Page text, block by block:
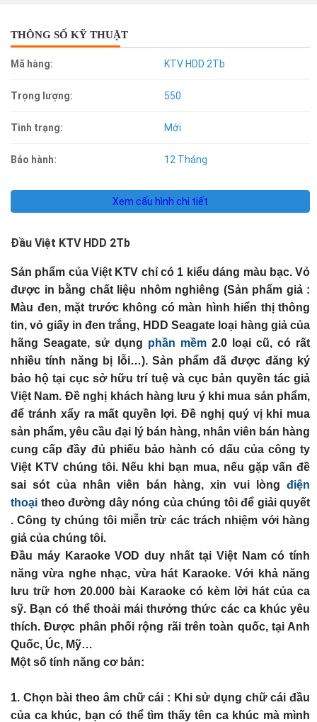
THÔNG SỐ KỸ THUẬT
Mã hàng: KTV HDD 2Tb
Trọng lượng: 550
Tình trạng: Mới
Bảo hành: 12 Tháng
Xem cấu hình chi tiết
Đầu Việt KTV HDD 2Tb
Sản phẩm của Việt KTV chỉ có 1 kiểu dáng màu bạc. Vỏ
được in bằng chất liệu nhôm nghiêng (Sản phẩm giả :
Màu đen, mặt trước không có màn hình hiển thị thông
tin, vỏ giấy in đen trắng, HDD Seagate loại hàng giả của
hãng Seagate, sử dụng phần mềm 2.0 loại cũ, có rất
nhiều tính năng bị lỗi…). Sản phẩm đã được đăng ký
bảo hộ tại cục sở hữu trí tuệ và cục bản quyền tác giả
Việt Nam. Đề nghị khách hàng lưu ý khi mua sản phẩm,
để tránh xẩy ra mất quyền lợi. Đề nghị quý vị khi mua
sản phẩm, yêu cầu đại lý bán hàng, nhân viên bán hàng
cung cấp đầy đủ phiếu bảo hành có dấu của công ty
Việt KTV chúng tôi. Nếu khi bạn mua, nếu gặp vấn đề
sai sót của nhân viên bán hàng, xin vui lòngđiện
thoại theo đường dây nóng của chúng tôi để giải quyết
. Công ty chúng tôi miễn trừ các trách nhiệm với hàng
giả của chúng tôi.
Đầu máy Karaoke VOD duy nhất tại Việt Nam có tính
năng vừa nghe nhạc, vừa hát Karaoke. Với khả năng
lưu trữ hơn 20.000 bài Karaoke có kèm lời hát của ca
sỹ. Bạn có thể thoải mái thưởng thức các ca khúc yêu
thích. Được phân phối rộng rãi trên toàn quốc, tại Anh
Quốc, Úc, Mỹ…
Một số tính năng cơ bản:
1. Chọn bài theo âm chữ cái : Khi sử dụng chữ cái đầu
của ca khúc, bạn có thể tìm thấy tên ca khúc mà mình